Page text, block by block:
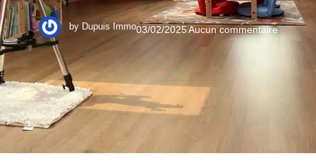
byDupuis Immo03/02/2025Aucun commentaire